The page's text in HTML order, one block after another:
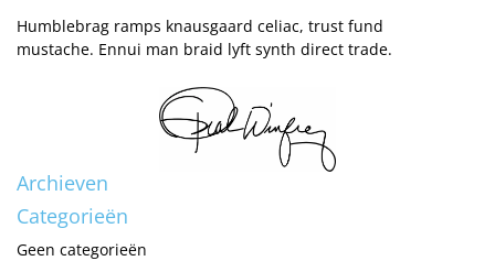
Humblebrag ramps knausgaard celiac, trust fund
mustache. Ennui man braid lyft synth direct trade.
Archieven
Categorieën
Geen categorieën